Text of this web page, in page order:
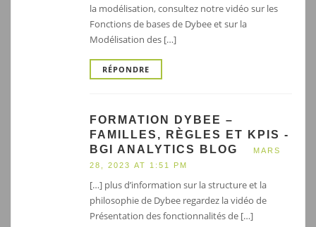
la modélisation, consultez notre vidéo sur les
Fonctions de bases de Dybee et sur la
Modélisation des […]
RÉPONDRE
FORMATION DYBEE –
FAMILLES, RÈGLES ET KPIS -
BGI ANALYTICS BLOG
MARS
28, 2023 AT 1:51 PM
[…] plus d’information sur la structure et la
philosophie de Dybee regardez la vidéo de
Présentation des fonctionnalités de […]